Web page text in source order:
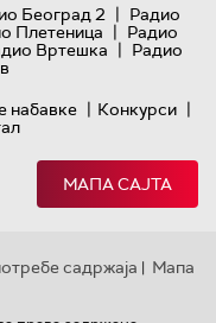
Београд 2 | Радио
Плетеница | Радио
Вртешка | Радио
набавке | Конкурси |
МАПА САЈТА
садржаја | Мапа